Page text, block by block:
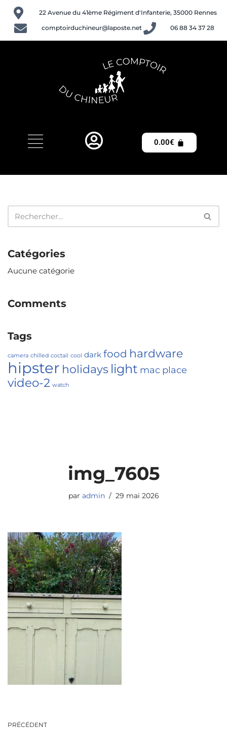
Aller
au
22 Avenue du 41ème Régiment d'Infanterie, 35000 Rennes
comptoirduchineur@laposte.net
06 88 34 37 28
0.00€
Catégories
Aucune catégorie
Comments
Tags
camera chilled coctail cool dark food hardware
hipster holidays light mac place
video-2 watch
img_7605
par admin 29 mai 2026
PRÉCÉDENT